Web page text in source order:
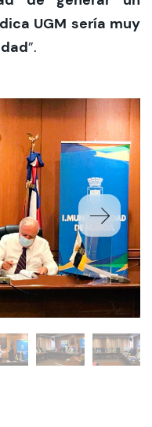
UGM sería muy
”.